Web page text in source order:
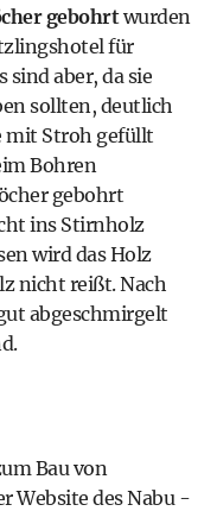
gebohrtwurden
für
aber, da sie
sollten, deutlich
mit Stroh gefüllt
Bohren
gebohrt
ins Stirnholz
wird das Holz
nicht reißt. Nach
abgeschmirgelt
Bau von
Website des Nabu -